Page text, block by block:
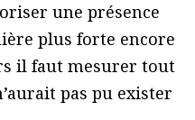
une présence
plus forte encore
il faut mesurer tout
pas pu exister